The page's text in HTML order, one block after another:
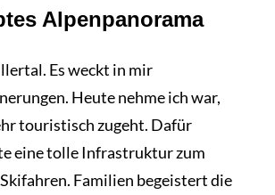
Alpenpanorama
Es weckt in mir
Heute nehme ich war,
touristisch zugeht. Dafür
eine tolle Infrastruktur zum
Familien begeistert die